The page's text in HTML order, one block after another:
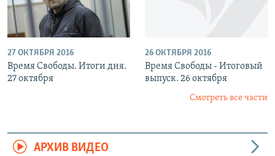
27 ОКТЯБРЯ 2016
Время Свободы. Итоги дня.
27 октября
26 ОКТЯБРЯ 2016
Время Свободы - Итоговый
выпуск. 26 октября
Смотреть все части
АРХИВ ВИДЕО